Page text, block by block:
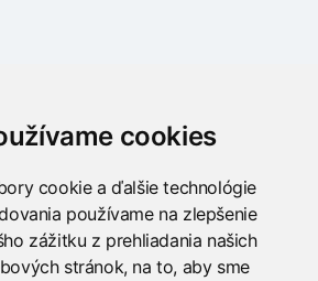
cookies
cookie a ďalšie technológie
používame na zlepšenie
zážitku z prehliadania našich
stránok, na to, aby sme